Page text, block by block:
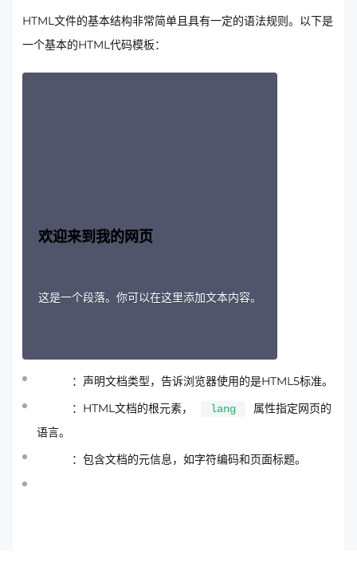
HTML文件的基本结构非常简单且具有一定的语法规则。以下是
一个基本的HTML代码模板：
欢迎来到我的网页
这是一个段落。你可以在这里添加文本内容。
：声明文档类型，告诉浏览器使用的是HTML5标准。
：HTML文档的根元素，
lang
属性指定网页的
语言。
：包含文档的元信息，如字符编码和页面标题。